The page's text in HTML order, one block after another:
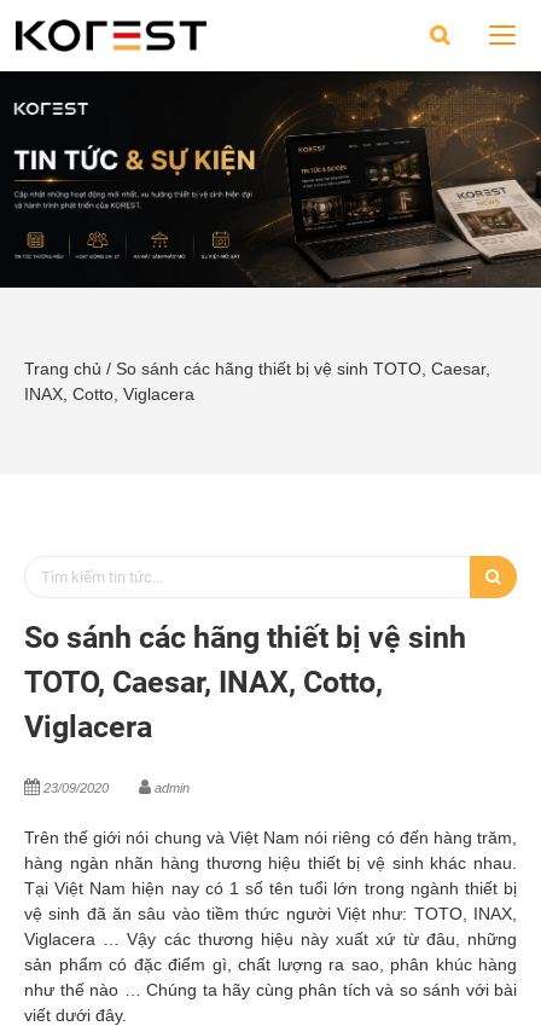
Trang chủ / So sánh các hãng thiết bị vệ sinh TOTO, Caesar,
INAX, Cotto, Viglacera
So sánh các hãng thiết bị vệ sinh
TOTO, Caesar, INAX, Cotto,
Viglacera
23/09/2020 admin
Trên thế giới nói chung và Việt Nam nói riêng có đến hàng trăm,
hàng ngàn nhãn hàng thương hiệu thiết bị vệ sinh khác nhau.
Tại Việt Nam hiện nay có 1 số tên tuổi lớn trong ngành thiết bị
vệ sinh đã ăn sâu vào tiềm thức người Việt như: TOTO, INAX,
Viglacera … Vậy các thương hiệu này xuất xứ từ đâu, những
sản phẩm có đặc điểm gì, chất lượng ra sao, phân khúc hàng
như thế nào … Chúng ta hãy cùng phân tích và so sánh với bài
viết dưới đây.